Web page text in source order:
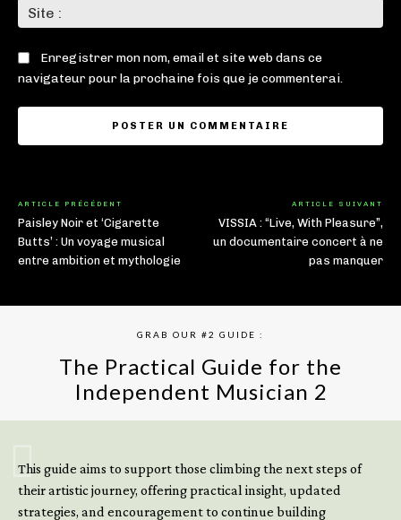
:
Enregistrer mon nom, email et site web dans ce
navigateur pour la prochaine fois que je commenterai.
ARTICLE PRÉCÉDENT
Paisley Noir et ‘Cigarette
Butts’ : Un voyage musical
entre ambition et mythologie
ARTICLE SUIVANT
VISSIA : “Live, With Pleasure”,
un documentaire concert à ne
pas manquer
GRAB OUR #2 GUIDE :
The Practical Guide for the
Independent Musician 2
This guide aims to support those climbing the next steps of
their artistic journey, offering practical insight, updated
strategies, and encouragement to continue building